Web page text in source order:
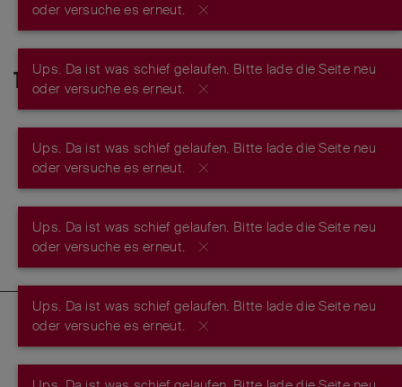
THEMEN
Noch keine Themen vorhanden
oder versuche es erneut.
Ups. Da ist was schief gelaufen. Bitte lade die Seite neu
oder versuche es erneut.
Ups. Da ist was schief gelaufen. Bitte lade die Seite neu
oder versuche es erneut.
Ups. Da ist was schief gelaufen. Bitte lade die Seite neu
oder versuche es erneut.
Ups. Da ist was schief gelaufen. Bitte lade die Seite neu
oder versuche es erneut.
Werde Teil der Victorinox Community